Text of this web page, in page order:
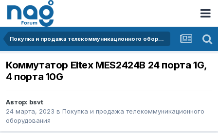
Покупка и продажа телекоммуникационного оборудования
Коммутатор Eltex MES2424B 24 порта 1G,
4 порта 10G
Автор: bsvt
24 марта, 2023 в Покупка и продажа телекоммуникационного
оборудования